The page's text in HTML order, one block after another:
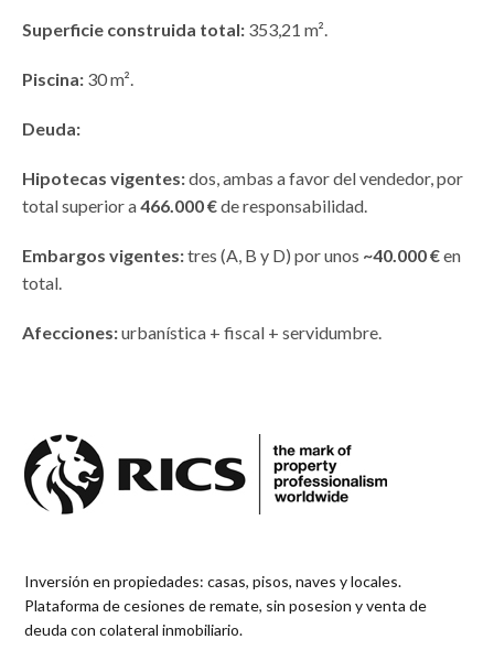
Superficie construida total: 353,21 m².
Piscina: 30 m².
Deuda:
Hipotecas vigentes:dos, ambas a favor del vendedor, por
total superior a466.000 €de responsabilidad.
Embargos vigentes:tres (A, B y D) por unos ~40.000 €en
total.
Afecciones:urbanística + fiscal + servidumbre.
Inversión en propiedades: casas, pisos, naves y locales.
Plataforma de cesiones de remate, sin posesion y venta de
deuda con colateral inmobiliario.